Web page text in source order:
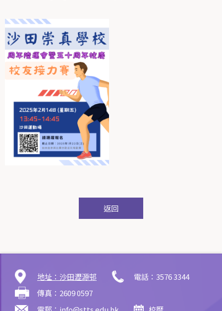
返回
地址：沙田瀝源邨
電話：3576 3344
傳真：2609 0597